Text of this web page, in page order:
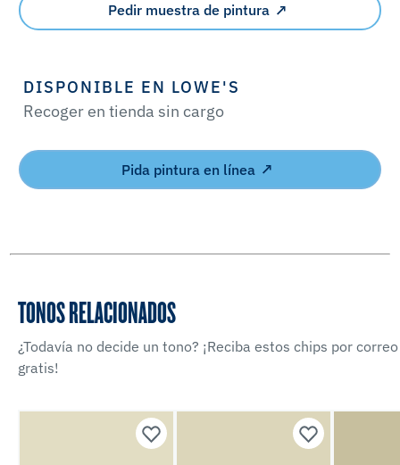
Pedir muestra de pintura
DISPONIBLE EN LOWE'S
Recoger en tienda sin cargo
Pida pintura en línea
TONOS RELACIONADOS
¿Todavía no decide un tono? ¡Reciba estos chips por correo
gratis!